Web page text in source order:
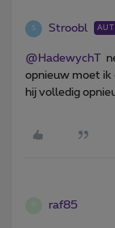
S Stroobl
@HadewychT
opnieuw moet ik
hij volledig
raf85